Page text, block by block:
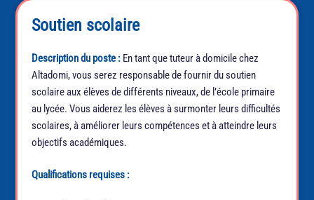
Soutien scolaire
Description du poste : En tant que tuteur à domicile chez
Altadomi, vous serez responsable de fournir du soutien
scolaire aux élèves de différents niveaux, de l’école primaire
au lycée. Vous aiderez les élèves à surmonter leurs difficultés
scolaires, à améliorer leurs compétences et à atteindre leurs
objectifs académiques.
Qualifications requises :